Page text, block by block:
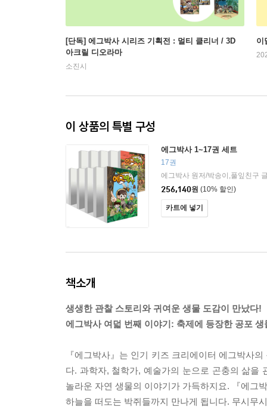
[단독] 에그박사 시리즈 기획전 : 멀티 클리너 / 3D
아크릴 디오라마
소진시
이
이 상품의 특별 구성
에그박사 1~17권 세트
17권
에그박사 원저/박송이,풀잎친구
256,140원 (10% 할인)
카트에 넣기
책소개
생생한 관찰 스토리와 귀여운 생물 도감이 만났다!
에그박사 여덟 번째 이야기: 축제에 등장한 공포
『에그박사』는 인기 키즈 크리에이터 에그박사
다. 과학자, 철학가, 예술가의 눈으로 곤충의 삶을
놀라운 자연 생물의 이야기가 가득하지요. 『에그
하늘을 떠도는 박쥐들까지 만나게 됩니다. 무시무